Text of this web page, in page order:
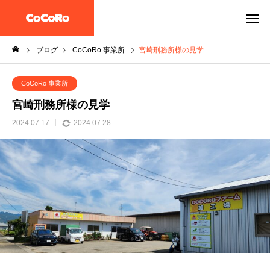
ブログ CoCoRo 事業所 宮崎刑務所様の見学
CoCoRo 事業所
宮崎刑務所様の見学
2024.07.17 2024.07.28